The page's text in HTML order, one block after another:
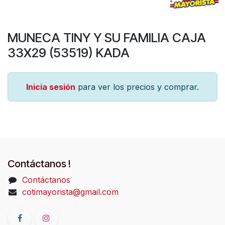
MUNECA TINY Y SU FAMILIA CAJA
33X29 (53519) KADA
Inicia sesión para ver los precios y comprar.
Contáctanos !
Contáctanos
cotimayorista@gmail.com